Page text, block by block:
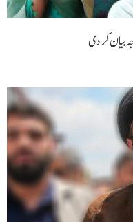
بیان کر دی